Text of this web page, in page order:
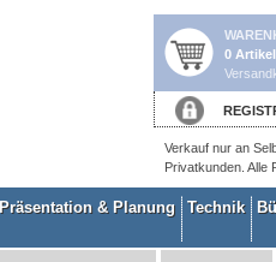
0
Verkauf nur an
Privatkunden. Alle
Präsentation & Planung Technik